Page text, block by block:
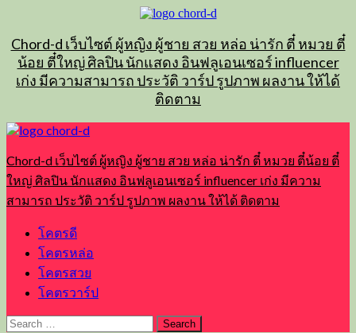
content
Chord-d เว็บไซต์ ผู้หญิง ผู้ชาย สวย หล่อ น่ารัก ตี๋ หมวย ตี๋
น้อย ตี๋ใหญ่ ศิลปิน นักแสดง อินฟลูเอนเซอร์ influencer
เก่ง มีความสามารถ ประวัติ วาร์ป รูปภาพ ผลงาน ให้ได้
ติดตาม
Primary
Chord-d เว็บไซต์ ผู้หญิง ผู้ชาย สวย หล่อ น่ารัก ตี๋ หมวย ตี๋น้อย ตี๋
ใหญ่ ศิลปิน นักแสดง อินฟลูเอนเซอร์ influencer เก่ง มีความ
สามารถ ประวัติ วาร์ป รูปภาพ ผลงาน ให้ได้ ติดตาม
โคตรดี
โคตรหล่อ
โคตรสวย
โคตรวาร์ป
Search